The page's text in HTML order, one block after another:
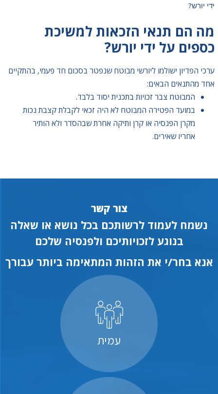
ידי יורש?
מה הם תנאי הזכאות למשיכת
כספים על ידי יורש?
ערכי הפדיון ישולמו ליורשי מבוטח שנפטר בסכום חד פעמי, בהתקיים
אחד מהתנאים הבאים:
המבוטח צבר זכויות בתכנית יסוד בלבד.
במועד הפטירה המבוטח לא היה זכאי לקבלת קצבת נכות
מקרן הפנסיה או קרן ותיקה אחרת שבהסדר ולא הותיר
אחריו שאירים.
צור קשר
נשמח לעמוד לרשותכם בכל נושא או שאלה
בנוגע לזכויותיכם ולפנסיה שלכם
אנא בחר/י את הזהות המתאימה ביותר עבורך
עמית